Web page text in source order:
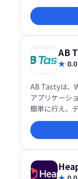
AB
0.0
AB Tastyは、
アプリケーシ
簡単に行え、
直感的なイン
を持ってテス
ンス向上を実